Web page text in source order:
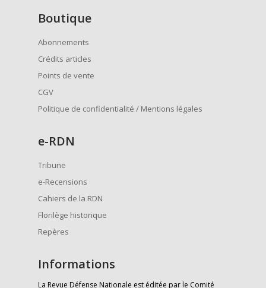
Boutique
Abonnements
Crédits articles
Points de vente
CGV
Politique de confidentialité / Mentions légales
e-RDN
Tribune
e-Recensions
Cahiers de la RDN
Florilège historique
Repères
Informations
La Revue Défense Nationale est éditée par le Comité